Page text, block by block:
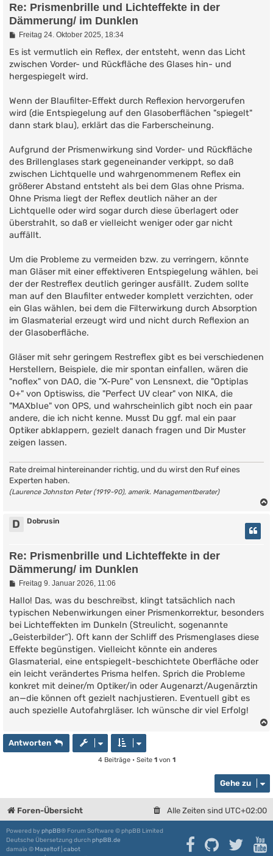
Re: Prismenbrille und Lichteffekte in der
Dämmerung/ im Dunklen
B
i
r
a
Freitag 24. Oktober 2025, 18:34
Es ist vermutlich ein Reflex, der entsteht, wenn das Licht
zwischen Vorder- und Rückfläche des Glases hin- und
hergespiegelt wird.
Wenn der Blaufilter-Effekt durch Reflexion hervorgerufen
wird (die Entspiegelung auf den Glasoberflächen "spiegelt"
dann stark blau), erklärt das die Farberscheinung.
Aufgrund der Prismenwirkung sind Vorder- und Rückfläche
des Brillenglases stark gegeneinander verkippt, so daß
zwischen Lichtquelle und wahrgenommenem Reflex ein
größerer Abstand entsteht als bei dem Glas ohne Prisma.
Ohne Prisma liegt der Reflex deutlich näher an der
Lichtquelle oder wird sogar durch diese überlagert oder
überstrahlt, so daß er vielleicht weniger oder gar nicht
auffällt.
Um die Probleme zu vermeiden bzw. zu verringern, könnte
man Gläser mit einer effektiveren Entspiegelung wählen, bei
der der Restreflex deutlich geringer ausfällt. Zudem sollte
man auf den Blaufilter entweder komplett verzichten, oder
ein Glas wählen, bei dem die Filterwirkung durch Absorption
im Glasmaterial erzeugt wird und nicht durch Reflexion an
der Glasoberfläche.
Gläser mit sehr geringem Restreflex gibt es bei verschiedenen
Herstellern, Beispiele, die mir spontan einfallen, wären die
"noflex" von DAO, die "X-Pure" von Lensnext, die "Optiplas
O+" von Optiswiss, die "Perfect UV clear" von NIKA, die
"MAXblue" von OPS, und wahrscheinlich gibt noch ein paar
andere, die ich nicht kenne. Musst Du ggf. mal ein paar
Optiker abklappern, gezielt danach fragen und Dir Muster
zeigen lassen.
Rate dreimal hintereinander richtig, und du wirst den Ruf eines
Experten haben.
(Laurence Johnston Peter (1919-90), amerik. Managementberater)
D Dobrusin
Re: Prismenbrille und Lichteffekte in der
Dämmerung/ im Dunklen
B
i
r
a
g
Freitag 9. Januar 2026, 11:06
Hallo! Das, was du beschreibst, klingt tatsächlich nach
typischen Nebenwirkungen einer Prismenkorrektur, besonders
bei Lichteffekten im Dunkeln (Streulicht, sogenannte
„Geisterbilder“). Oft kann der Schliff des Prismenglases diese
Effekte begünstigen. Vielleicht könnte ein anderes
Glasmaterial, eine entspiegelt-beschichtete Oberfläche oder
ein leicht verändertes Prisma helfen. Sprich die Probleme
konkret mit deiner/m Optiker/in oder Augenarzt/Augenärztin
an—die können oft gezielt nachjustieren. Eventuell gibt es
auch spezielle Autofahrgläser. Ich wünsche dir viel Erfolg!
b
n
Antworten
4 Beiträge • Seite 1von 1
Gehe zu
Foren-Übersicht Alle Zeiten sind UTC+02:00
Powered by phpBB® Forum Software © phpBB Limited
Deutsche Übersetzung durchphpBB.de
damaïo © Mazeltof cabot